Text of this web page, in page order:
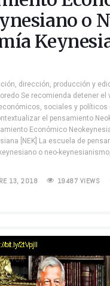
o
dirección, producción y
Se recomienda detener el
sociales y políticos
el pensamiento
Económico
[NEK] La escuela de
o neo-
13, 2018 19487 VIEWS